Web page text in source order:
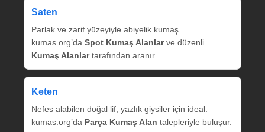
Saten
Parlak ve zarif yüzeyiyle abiyelik kumaş.
kumas.org’da Spot Kumaş Alanlarve düzenli
Kumaş Alanlartarafından aranır.
Keten
Nefes alabilen doğal lif, yazlık giysiler için ideal.
kumas.org’da Parça Kumaş Alan talepleriyle buluşur.